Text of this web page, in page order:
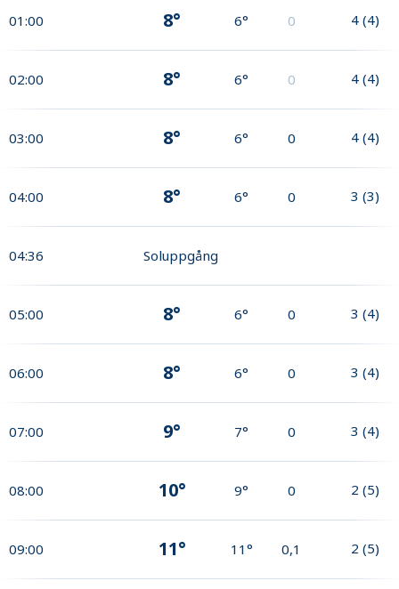
01:00 8° 6° 0 4 (4)
02:00 8° 6° 0 4 (4)
03:00 8° 6° 0 4 (4)
04:00 8° 6° 0 3 (3)
04:36 Soluppgång
05:00 8° 6° 0 3 (4)
06:00 8° 6° 0 3 (4)
07:00 9° 7° 0 3 (4)
08:00 10° 9° 0 2 (5)
09:00 11° 11° 0,1 2 (5)